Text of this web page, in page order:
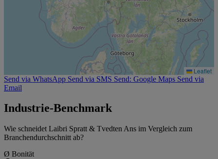
Leaflet
Send via WhatsApp Send via SMS Send: Google Maps Send via
Email
Industrie-Benchmark
Wie schneidet Laibri Spratt & Tvedten Ans im Vergleich zum
Branchendurchschnitt ab?
Ø Bonität